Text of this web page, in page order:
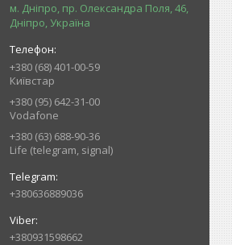
м. Дніпро, пр. Олександра Поля, 46,
Дніпро, Україна
+380 (68) 401-00-59
Київстар
+380 (95) 642-31-00
Vodafone
+380 (63) 688-90-36
Life (telegram, signal)
+380636889036
+380931598662